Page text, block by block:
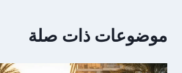
موضوعات ذات صلة